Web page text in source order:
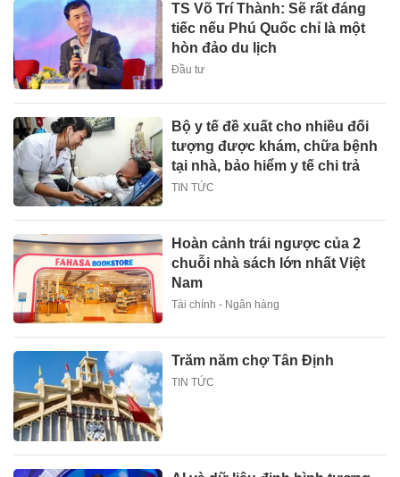
TS Võ Trí Thành: Sẽ rất đáng
tiếc nếu Phú Quốc chỉ là một
hòn đảo du lịch
Đầu tư
Bộ y tế đề xuất cho nhiều đối
tượng được khám, chữa bệnh
tại nhà, bảo hiểm y tế chi trả
TIN TỨC
Hoàn cảnh trái ngược của 2
chuỗi nhà sách lớn nhất Việt
Nam
Tài chính - Ngân hàng
Trăm năm chợ Tân Định
TIN TỨC